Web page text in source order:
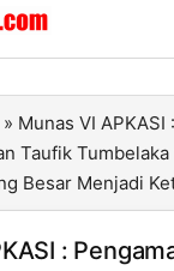
» Munas VI
Taufik
Besar Menjadi
: